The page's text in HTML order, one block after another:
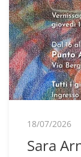
18/07/2026
Sara